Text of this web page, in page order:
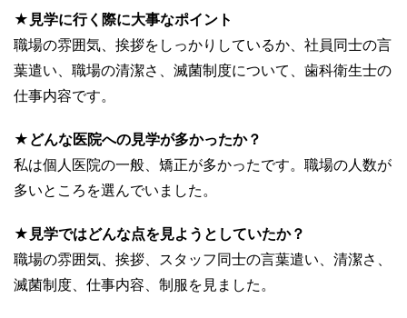
★見学に行く際に大事なポイント
職場の雰囲気、挨拶をしっかりしているか、社員同士の言
葉遣い、職場の清潔さ、滅菌制度について、歯科衛生士の
仕事内容です。
★どんな医院への見学が多かったか？
私は個人医院の一般、矯正が多かったです。職場の人数が
多いところを選んでいました。
★見学ではどんな点を見ようとしていたか？
職場の雰囲気、挨拶、スタッフ同士の言葉遣い、清潔さ、
滅菌制度、仕事内容、制服を見ました。